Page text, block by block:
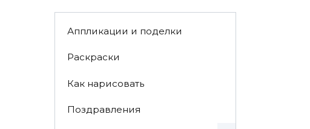
Аппликации и поделки
Раскраски
Как нарисовать
Поздравления